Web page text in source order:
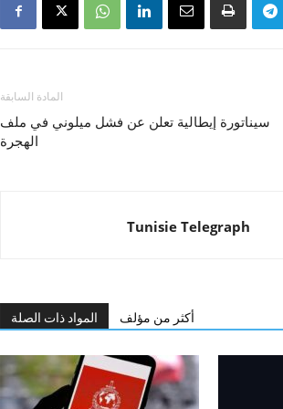
المادة السابقة
سيناتورة إيطالية تعلن عن فشل ميلوني في ملف
الهجرة
Tunisie Telegraph
المواد ذات الصلة أكثر من مؤلف